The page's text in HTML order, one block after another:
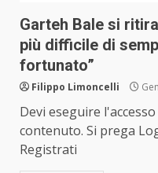
Garteh Bale si
più difficile di
fortunato”
Filippo Limoncelli
Devi eseguire
contenuto. Si prega
Registrati